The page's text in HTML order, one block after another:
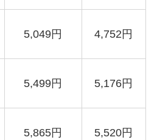
5,049円 4,752円
5,499円 5,176円
5,865円 5,520円